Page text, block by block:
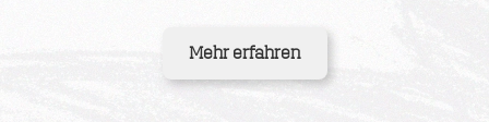
Mehr erfahren